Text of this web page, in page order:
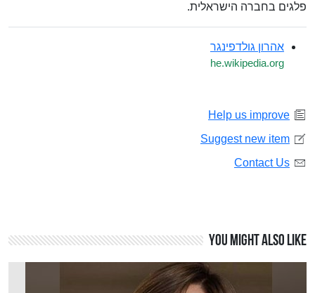
פלגים בחברה הישראלית.
אהרון גולדפינגר
he.wikipedia.org
Help us improve
Suggest new item
Contact Us
You might also like